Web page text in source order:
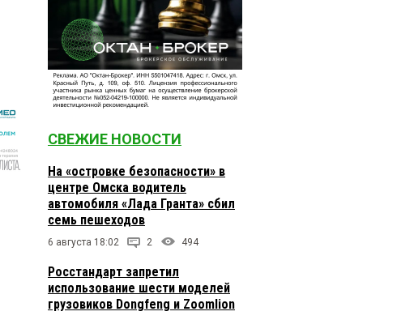
СВЕЖИЕ НОВОСТИ
На «островке безопасности» в
центре Омска водитель
автомобиля «Лада Гранта» сбил
семь пешеходов
6 августа 18:02 2 494
Росстандарт запретил
использование шести моделей
грузовиков Dongfeng и Zoomlion